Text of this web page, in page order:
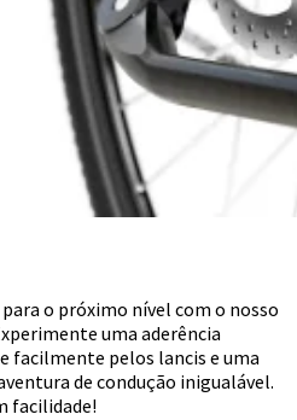
o próximo nível com o nosso
uma aderência
facilmente pelos lancis e uma
de condução inigualável.
facilidade!